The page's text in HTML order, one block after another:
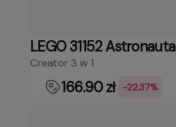
LEGO 31152 Astronauta
Creator 3 w 1
166.90 zł -22.37%